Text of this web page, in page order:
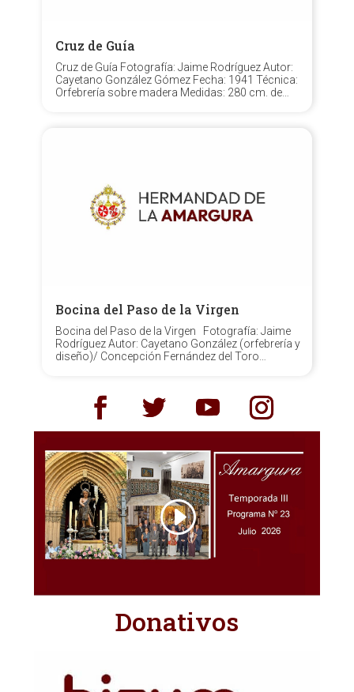
Cruz de Guía
Cruz de Guía Fotografía: Jaime Rodríguez Autor:
Cayetano González Gómez Fecha: 1941 Técnica:
Orfebrería sobre madera Medidas: 280 cm. de
Bocina del Paso de la Virgen
Bocina del Paso de la Virgen Fotografía: Jaime
Rodríguez Autor: Cayetano González (orfebrería y
diseño)/ Concepción Fernández del Toro
aplicaciones de marfil y...
Donativos